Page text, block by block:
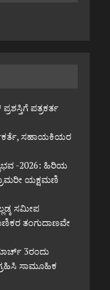
ಪತ್ರಕರ್ತ
ಸಹಾಯಕಿಯರ
-2026: ಹಿರಿಯ
ಯಕ್ಷಮಣಿ
ಸಮೀಪ
ತಂಗುದಾಣವೇ
3ರಂದು
ಸಾಮೂಹಿಕ